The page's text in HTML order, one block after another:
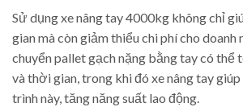
Sử dụng xe nâng tay 4000kg không chỉ
gian mà còn giảm thiểu chi phí cho doanh
chuyển pallet gạch nặng bằng tay có thể
và thời gian, trong khi đó xe nâng tay
trình này, tăng năng suất lao động.